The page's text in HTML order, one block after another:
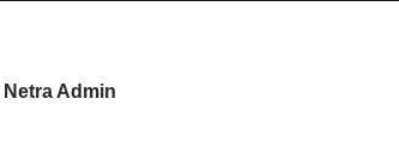
Netra Admin